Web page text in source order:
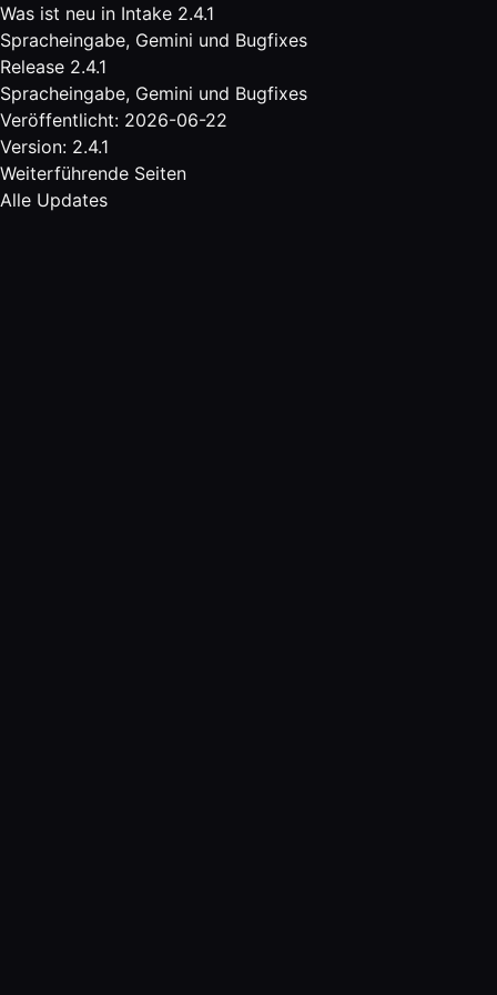
Was ist neu in Intake 2.4.1
Spracheingabe, Gemini und Bugfixes
Release 2.4.1
Spracheingabe, Gemini und Bugfixes
Veröffentlicht: 2026-06-22
Version: 2.4.1
Weiterführende Seiten
Alle Updates